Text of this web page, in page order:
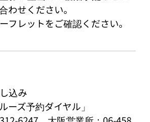
わせください。
フレットをご確認ください。
込み
ーズ予約ダイヤル」